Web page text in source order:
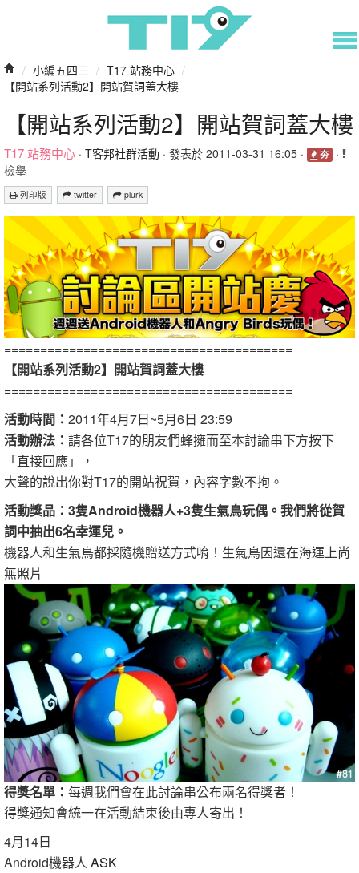
/ 小編五四三 / T17 站務中心 /
【開站系列活動2】開站賀詞蓋大樓
【開站系列活動2】開站賀詞蓋大樓
T17 站務中心 · T客邦社群活動 · 發表於 2011-03-31 16:05 · 夯 ·
檢舉
列印版 twitter plurk
========================================
【開站系列活動2】開站賀詞蓋大樓
========================================
活動時間： 2011年4月7日~5月6日 23:59
活動辦法： 請各位T17的朋友們蜂擁而至本討論串下方按下
「直接回應」，
大聲的說出你對T17的開站祝賀，內容字數不拘。
活動獎品：3隻Android機器人+3隻生氣鳥玩偶。我們將從賀
詞中抽出6名幸運兒。
機器人和生氣鳥都採隨機贈送方式唷！生氣鳥因還在海運上尚
無照片
得獎名單： 每週我們會在此討論串公布兩名得獎者！
得獎通知會統一在活動結束後由專人寄出！
4月14日
Android機器人 ASK